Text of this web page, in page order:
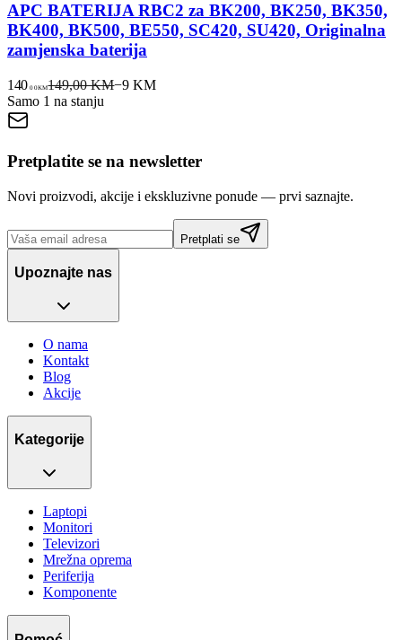
APC BATERIJA RBC2 za BK200, BK250, BK350,
BK400, BK500, BE550, SC420, SU420, Originalna
zamjenska baterija
140 00KM149,00 KM−9 KM
Samo 1 na stanju
Pretplatite se na newsletter
Novi proizvodi, akcije i ekskluzivne ponude — prvi saznajte.
Pretplati se
Upoznajte nas
O nama
Kontakt
Blog
Akcije
Kategorije
Laptopi
Monitori
Televizori
Mrežna oprema
Periferija
Komponente